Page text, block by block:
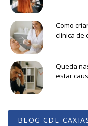
Como
clínica de
Queda
estar
BLOG CDL